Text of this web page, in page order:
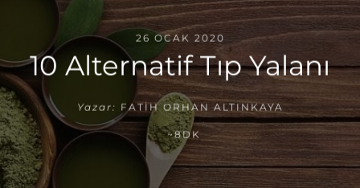
26 OCAK 2020
10 Alternatif Tıp Yalanı
Yazar: FATIH ORHAN ALTINKAYA
~8DK